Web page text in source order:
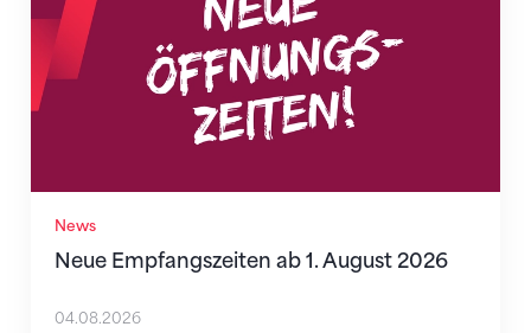
News
Neue Empfangszeiten ab 1. August 2026
04.08.2026